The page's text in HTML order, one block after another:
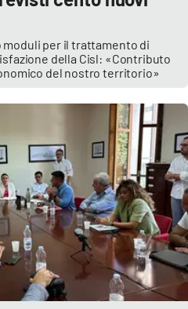
moduli per il trattamento di
della Cisl: «Contributo
del nostro territorio»